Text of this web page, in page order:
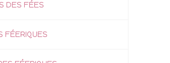
DES FÉES
FÉERIQUES